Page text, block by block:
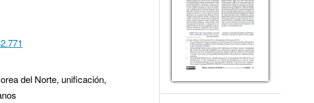
del Norte, unificación,